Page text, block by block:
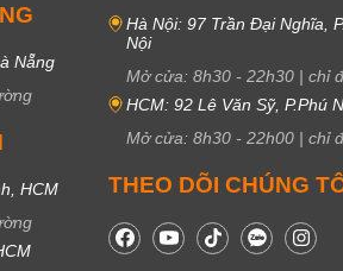
Nẵng
HCM
Hà Nội: 97 Trần Đại Nghĩa,
Nội
Mở cửa: 8h30 - 22h30 | chỉ
HCM: 92 Lê Văn Sỹ, P.Phú
Mở cửa: 8h30 - 22h00 | chỉ
THEO DÕI CHÚNG